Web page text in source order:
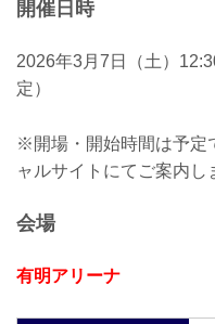
開催日時
2026年3月7日（土）
定）
※開場・開始時間は予定
ャルサイトにてご案内し
会場
有明アリーナ